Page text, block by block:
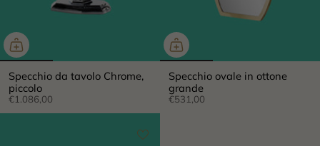
Specchio da tavolo Chrome,
piccolo
€1.086,00
Specchio ovale in ottone
grande
€531,00
×